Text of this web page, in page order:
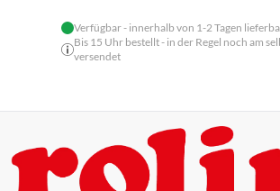
Verfügbar - innerhalb von 1-2 Tagen
Bis 15 Uhr bestellt - in der Regel noch am
versendet